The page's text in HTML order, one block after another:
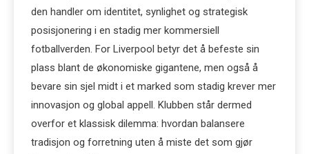
den handler om identitet, synlighet og strategisk
posisjonering i en stadig mer kommersiell
fotballverden. For Liverpool betyr det å befeste sin
plass blant de økonomiske gigantene, men også å
bevare sin sjel midt i et marked som stadig krever mer
innovasjon og global appell. Klubben står dermed
overfor et klassisk dilemma: hvordan balansere
tradisjon og forretning uten å miste det som gjør